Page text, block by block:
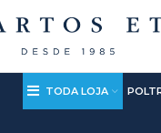
TODA LOJA